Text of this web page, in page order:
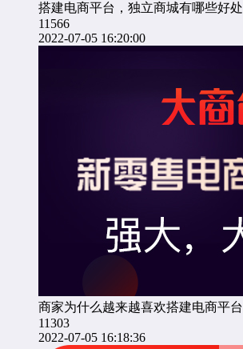
搭建电商平台，独立商城有哪些好处
11566
2022-07-05 16:20:00
商家为什么越来越喜欢搭建电商平台
11303
2022-07-05 16:18:36